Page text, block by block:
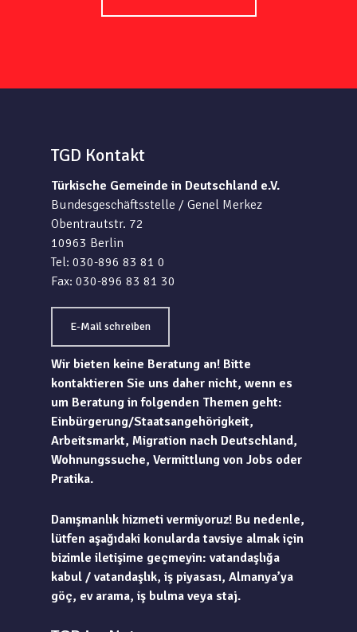
TGD Kontakt
Türkische Gemeinde in Deutschland e.V.
Bundesgeschäftsstelle / Genel Merkez
Obentrautstr. 72
10963 Berlin
Tel: 030-896 83 81 0
Fax: 030-896 83 81 30
E-Mail schreiben
Wir bieten keine Beratung an! Bitte
kontaktieren Sie uns daher nicht, wenn es
um Beratung in folgenden Themen geht:
Einbürgerung/Staatsangehörigkeit,
Arbeitsmarkt, Migration nach Deutschland,
Wohnungssuche, Vermittlung von Jobs oder
Pratika.
Danışmanlık hizmeti vermiyoruz! Bu nedenle,
lütfen aşağıdaki konularda tavsiye almak için
bizimle iletişime geçmeyin: vatandaşlığa
kabul / vatandaşlık, iş piyasası, Almanya’ya
göç, ev arama, iş bulma veya staj.